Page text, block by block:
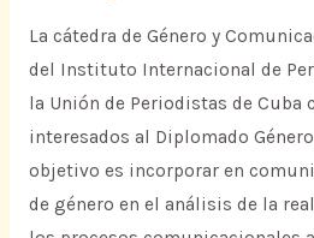
La cátedra de Género y
del Instituto Internacional de
la Unión de Periodistas de Cuba
interesados al Diplomado
objetivo es incorporar en
de género en el análisis de la